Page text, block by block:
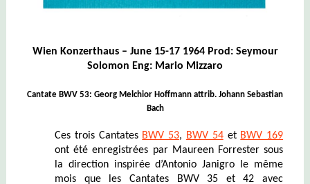
Wien Konzerthaus – June 15-17 1964 Prod: Seymour
Solomon Eng: Mario Mizzaro
Cantate BWV 53: Georg Melchior Hoffmann attrib. Johann Sebastian
Bach
Ces trois Cantates BWV 53, BWV 54et BWV 169
ont été enregistrées par Maureen Forrestersous
la direction inspirée d’Antonio Janigro
le même
mois que les Cantates BWV 35 et 42 avec